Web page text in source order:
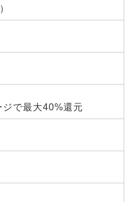
で最大40%還元